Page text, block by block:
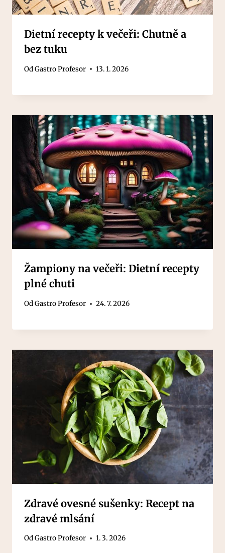
Dietní recepty k večeři: Chutně a
bez tuku
OdGastro Profesor 13. 1. 2026
Žampiony na večeři: Dietní recepty
plné chuti
OdGastro Profesor 24. 7. 2026
Zdravé ovesné sušenky: Recept na
zdravé mlsání
OdGastro Profesor 1. 3. 2026